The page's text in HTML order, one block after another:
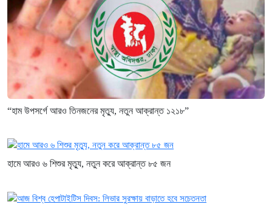
“হাম উপসর্গে আরও তিনজনের মৃত্যু, নতুন আক্রান্ত ১২১৮”
হামে আরও ৬ শিশুর মৃত্যু, নতুন করে আক্রান্ত ৮৫ জন